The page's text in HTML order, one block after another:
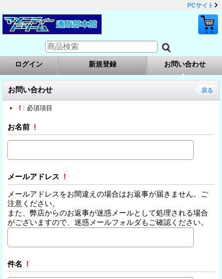
PCサイト
ログイン 新規登録 お問い合わせ
お問い合わせ 戻る
! : 必須項目
お名前 !
メールアドレス !
メールアドレスをお間違えの場合はお返事が届きません。ご
注意ください。
また、弊店からのお返事が迷惑メールとして処理される場合
がございますので、迷惑メールフォルダもご確認ください。
件名 !